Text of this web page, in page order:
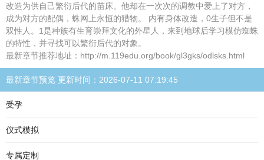
改造为供自己繁衍后代的苗床。他却在一次次的调教中爱上了对方，
成为对方的配偶，蛛网上永恒的猎物。 内有身体改造，0生子但不是
双性人。1是种族有生育崇拜文化的外星人，来到地球后学习模仿蜘蛛
的特性，并寻找可以繁衍后代的对象。
最新章节推荐地址：http://m.119edu.org/book/gl3gks/odlsks.html
最新章节预览 更新时间：2026-07-11 07:19:45
受孕
仪式模拟
专属定制